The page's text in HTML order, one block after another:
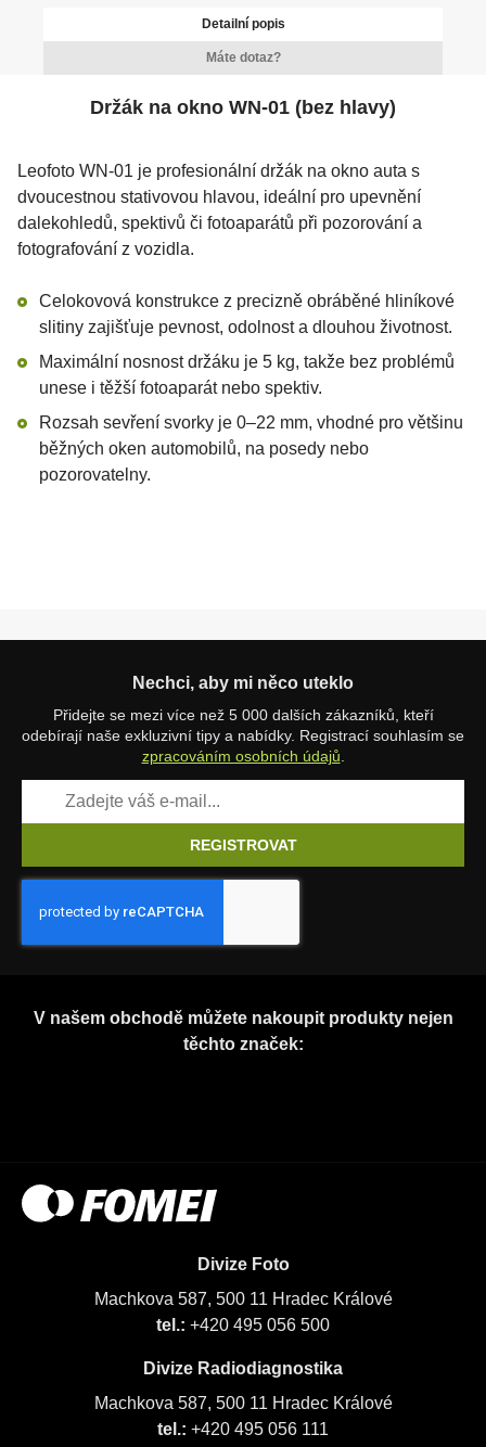
Detailní popis
Máte dotaz?
Držák na okno WN-01 (bez hlavy)
Leofoto WN-01 je profesionální držák na okno auta s
dvoucestnou stativovou hlavou, ideální pro upevnění
dalekohledů, spektivů či fotoaparátů při pozorování a
fotografování z vozidla.
Celokovová konstrukce z precizně obráběné hliníkové
slitiny zajišťuje pevnost, odolnost a dlouhou životnost.
Maximální nosnost držáku je 5 kg, takže bez problémů
unese i těžší fotoaparát nebo spektiv.
Rozsah sevření svorky je 0–22 mm, vhodné pro většinu
běžných oken automobilů, na posedy nebo
pozorovatelny.
Nechci, aby mi něco uteklo
Přidejte se mezi více než 5 000 dalších zákazníků, kteří
odebírají naše exkluzivní tipy a nabídky. Registrací souhlasím se
zpracováním osobních údajů.
REGISTROVAT
V našem obchodě můžete nakoupit produkty nejen
těchto značek:
Divize Foto
Machkova 587, 500 11 Hradec Králové
tel.: +420 495 056 500
Divize Radiodiagnostika
Machkova 587, 500 11 Hradec Králové
tel.: +420 495 056 111